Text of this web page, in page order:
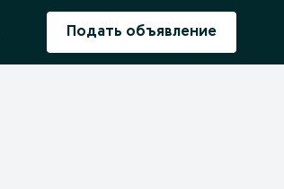
Подать объявление